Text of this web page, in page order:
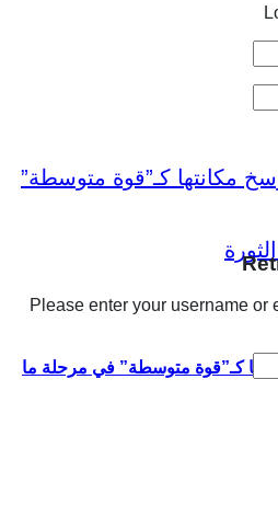
كـ”قوة متوسطة” في مرحلة ما
Please enter your username or